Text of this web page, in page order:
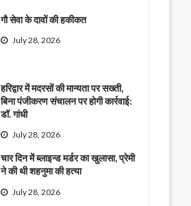
गौ सेवा के दावों की हकीकत
July 28, 2026
हरिद्वार में मदरसों की मान्यता पर सख्ती,
बिना पंजीकरण संचालन पर होगी कार्रवाई:
डॉ. गांधी
July 28, 2026
चार दिन में ब्लाइन्ड मर्डर का खुलासा, प्रेमी
ने की थी शहनुमा की हत्या
July 28, 2026